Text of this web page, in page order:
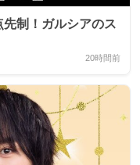
制！ガルシアのス
20時間前